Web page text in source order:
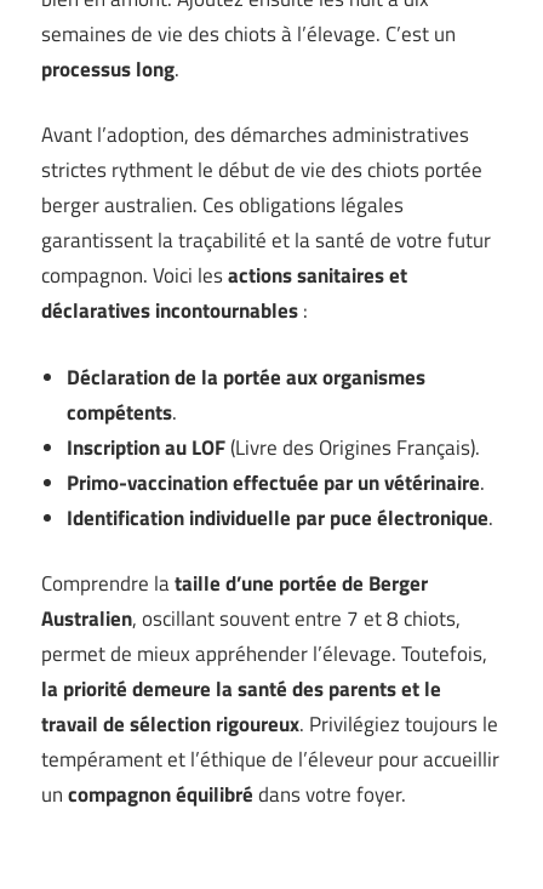
semaines de vie des chiots à l’élevage. C’est un
processus long.
Avant l’adoption, des démarches administratives
strictes rythment le début de vie des chiots portée
berger australien. Ces obligations légales
garantissent la traçabilité et la santé de votre futur
compagnon. Voici lesactions sanitaires et
déclaratives incontournables:
Déclaration de la portée aux organismes
compétents.
Inscription au LOF(Livre des Origines Français).
Primo-vaccination effectuée par un vétérinaire.
Identification individuelle par puce électronique.
Comprendre lataille d’une portée de Berger
Australien, oscillant souvent entre 7 et 8 chiots,
permet de mieux appréhender l’élevage. Toutefois,
la priorité demeure la santé des parents et le
travail de sélection rigoureux. Privilégiez toujours le
tempérament et l’éthique de l’éleveur pour accueillir
uncompagnon équilibrédans votre foyer.